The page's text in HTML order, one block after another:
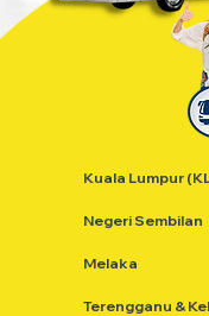
Kuala Lumpur
Negeri Sembilan
Melaka
Terengganu &